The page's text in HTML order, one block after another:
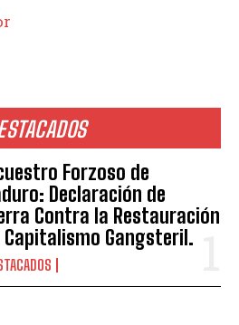
Forzoso de
Declaración de
Contra la Restauración
Capitalismo Gangsteril.